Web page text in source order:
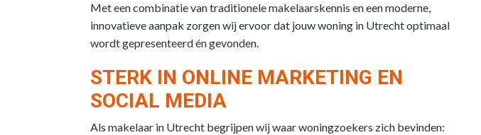
Met een combinatie van traditionele makelaarskennis en een moderne,
innovatieve aanpak zorgen wij ervoor dat jouw woning in Utrecht optimaal
wordt gepresenteerd én gevonden.
STERK IN ONLINE MARKETING EN
SOCIAL MEDIA
Als makelaar in Utrecht begrijpen wij waar woningzoekers zich bevinden: